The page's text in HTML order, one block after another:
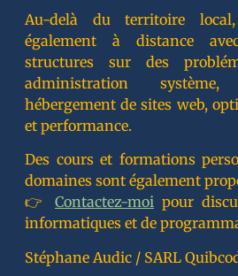
Au-delà du territoire
également à distance
structures sur des
administration
hébergement de sites web,
et performance.
Des cours et formations
domaines sont également
👉 Contactez-moi pour
informatiques et de
Stéphane Audic / SARL